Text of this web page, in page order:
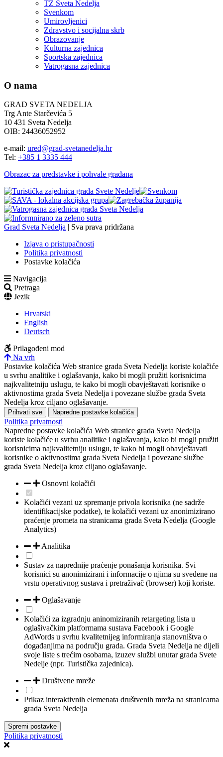
TZ Sveta Nedelja
Svenkom
Umirovljenici
Zdravstvo i socijalna skrb
Obrazovanje
Kulturna zajednica
Sportska zajednica
Vatrogasna zajednica
O nama
GRAD SVETA NEDELJA
Trg Ante Starčevića 5
10 431 Sveta Nedelja
OIB: 24436052952
e-mail: ured@grad-svetanedelja.hr
Tel: +385 1 3335 444
Obrazac za predstavke i pohvale građana
Grad Sveta Nedelja | Sva prava pridržana
Izjava o pristupačnosti
Politika privatnosti
Postavke kolačića
Navigacija
Pretraga
Jezik
Hrvatski
English
Deutsch
Prilagođeni mod
Na vrh
Postavke kolačića Web stranice grada Sveta Nedelja koriste kolačiće
u svrhu analitike i oglašavanja, kako bi mogli pružiti korisnicima
najkvalitetniju uslugu, te kako bi mogli obavještavati korisnike o
aktivnostima grada Sveta Nedelja i povezane službe grada Sveta
Nedelja kroz ciljano oglašavanje.
Prihvati sve Napredne postavke kolačića
Politika privatnosti
Napredne postavke kolačića Web stranice grada Sveta Nedelja
koriste kolačiće u svrhu analitike i oglašavanja, kako bi mogli pružiti
korisnicima najkvalitetniju uslugu, te kako bi mogli obavještavati
korisnike o aktivnostima grada Sveta Nedelja i povezane službe
grada Sveta Nedelja kroz ciljano oglašavanje.
Osnovni kolačići
Kolačići vezani uz spremanje privola korisnika (ne sadrže
identifikacijske podatke), te kolačići vezani uz anonimizirano
praćenje prometa na stranicama grada Sveta Nedelja (Google
Analytics)
Analitika
Sustav za naprednije praćenje ponašanja korisnika. Svi
korisnici su anonimizirani i informacije o njima su svedene na
vrstu operativnog sustava i pretraživač (browser) koji koriste.
Oglašavanje
Kolačići za izgradnju aninomiziranih retargeting lista u
oglašivačkim platformama sustava Facebook i Google
AdWords u svrhu kvalitetnijeg informiranja stanovništva o
događanjima na području grada. Grada Sveta Nedelja ne dijeli
svoje liste s trećim osobama, izuzev službi unutar grada Svete
Nedelje (npr. Turistička zajednica).
Društvene mreže
Prikaz interaktivnih elemenata društvenih mreža na stranicama
grada Sveta Nedelja
Spremi postavke
Politika privatnosti